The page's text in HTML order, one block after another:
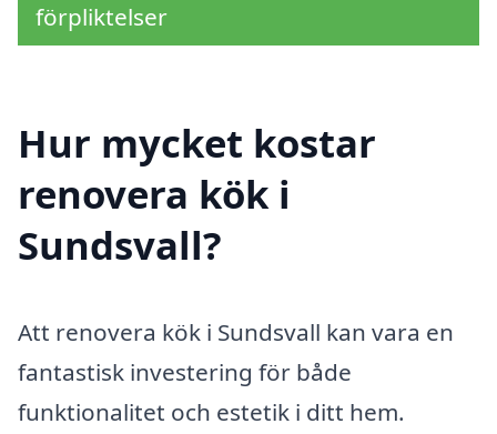
förpliktelser
Hur mycket kostar
renovera kök i
Sundsvall?
Att renovera kök i Sundsvall kan vara en
fantastisk investering för både
funktionalitet och estetik i ditt hem.